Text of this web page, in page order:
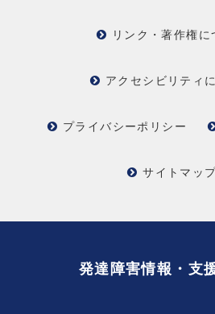
リンク・著作権に
アクセシビリティ
プライバシーポリシー
サイトマッ
発達障害情報・支